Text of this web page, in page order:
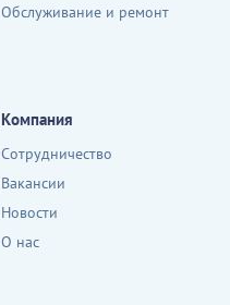
Обслуживание и ремонт
Компания
Сотрудничество
Вакансии
Новости
О нас